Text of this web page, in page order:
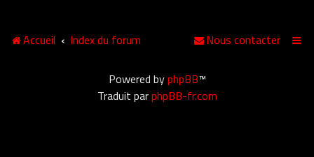
Accueil Index du forum Nous contacter
Powered byphpBB™
Traduit parphpBB-fr.com